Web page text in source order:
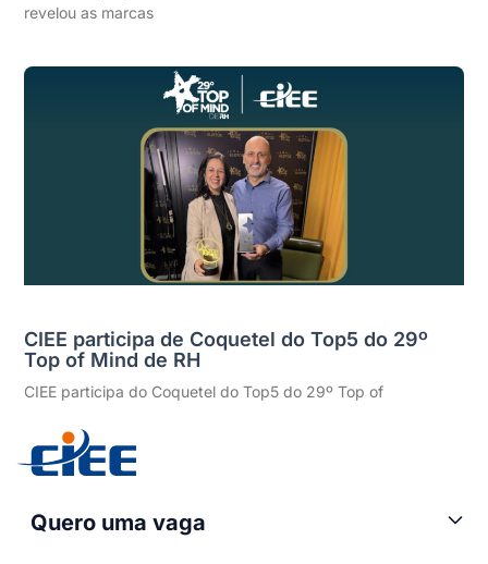
revelou as marcas
CIEE participa de Coquetel do Top5 do 29º
Top of Mind de RH
CIEE participa do Coquetel do Top5 do 29º Top of
Quero uma vaga